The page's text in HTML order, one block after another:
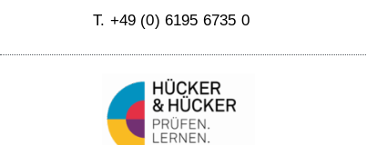
T. +49 (0) 6195 6735 0